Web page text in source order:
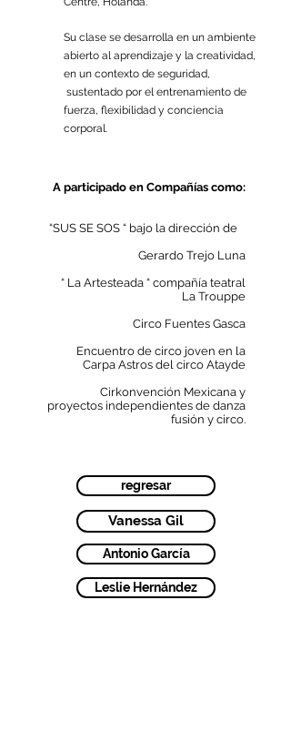
Su clase se desarrolla en un ambiente
abierto al aprendizaje y la creatividad,
en un contexto de seguridad,
sustentado por el entrenamiento de
fuerza, flexibilidad y conciencia
corporal.
A participado en Compañías como:
“SUS SE SOS “ bajo la dirección de
Gerardo Trejo Luna
“ La Artesteada “ compañía teatral
La Trouppe
Circo Fuentes Gasca
Encuentro de circo joven en la
Carpa Astros del circo Atayde
Cirkonvención Mexicana y
proyectos independientes de danza
fusión y circo.
regresar
Vanessa Gil
Antonio García
Leslie Hernández